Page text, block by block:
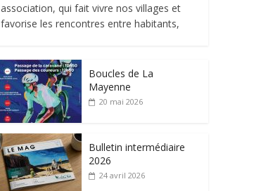
association, qui fait vivre nos villages et
favorise les rencontres entre habitants,
Boucles de La
Mayenne
20 mai 2026
Bulletin intermédiaire
2026
24 avril 2026